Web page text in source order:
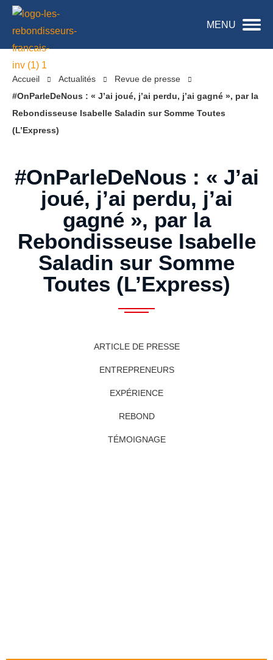
MENU
Accueil Actualités
Revue de presse
#OnParleDeNous : « J’ai joué, j’ai perdu, j’ai gagné », par la
Rebondisseuse Isabelle Saladin sur Somme Toutes
(L’Express)
#OnParleDeNous : « J’ai
joué, j’ai perdu, j’ai
gagné », par la
Rebondisseuse Isabelle
Saladin sur Somme
Toutes (L’Express)
ARTICLE DE PRESSE
ENTREPRENEURS
EXPÉRIENCE
REBOND
TÉMOIGNAGE